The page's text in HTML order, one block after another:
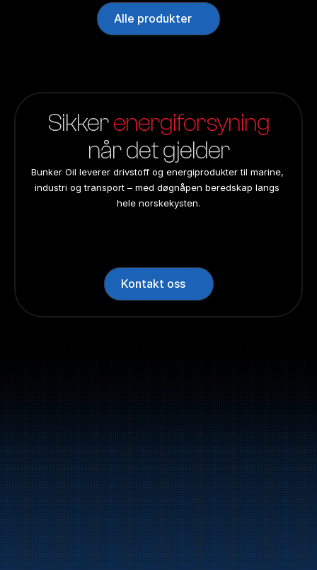
Alle produkter
Sikker energiforsyning
når det gjelder
Bunker Oil leverer drivstoff og energiprodukter til marine,
industri og transport – med døgnåpen beredskap langs
hele norskekysten.
Kontakt oss
47
Bunker Oil leverer drivstoff og energiprodukter
langs hele norskekysten.